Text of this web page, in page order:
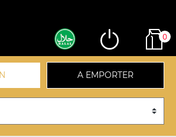
0
A EMPORTER